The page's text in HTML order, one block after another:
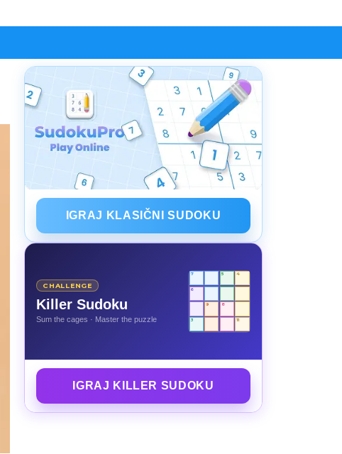
IGRAJ KLASIČNI SUDOKU
CHALLENGE
Killer Sudoku
Sum the cages · Master the puzzle
7 5 4
6
9 8
3 11
IGRAJ KILLER SUDOKU